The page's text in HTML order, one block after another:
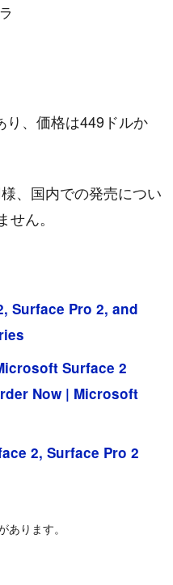
り、価格は449ドルか
、国内での発売につい
ん。
Surface Pro 2, and
Surface 2
Now | Microsoft
2, Surface Pro 2
ります。